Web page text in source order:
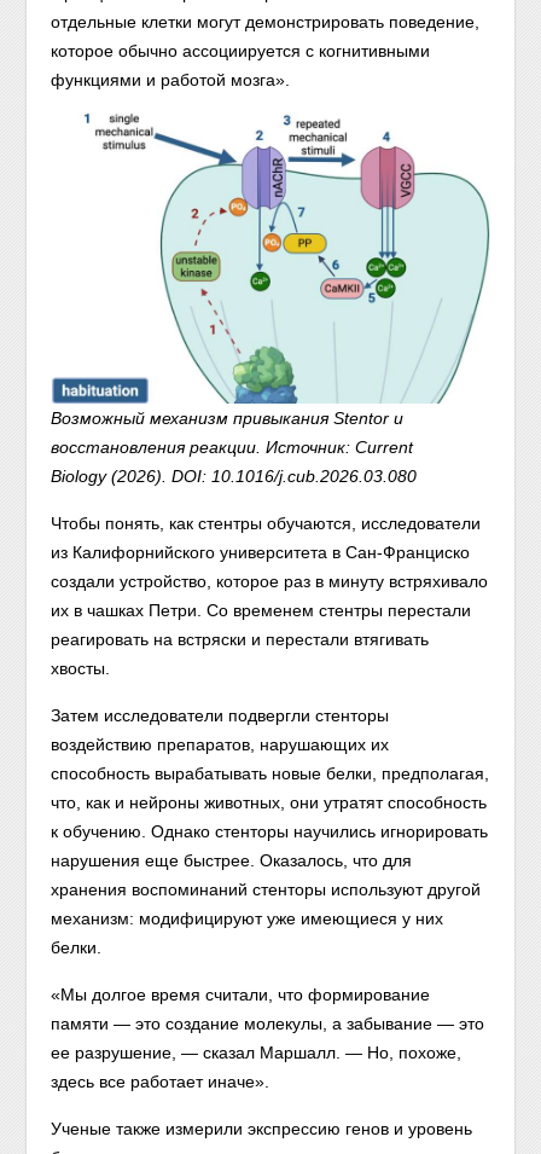
отдельные клетки могут демонстрировать поведение,
которое обычно ассоциируется с когнитивными
функциями и работой мозга».
Возможный механизм привыкания Stentor и
восстановления реакции. Источник: Current
Biology (2026). DOI: 10.1016/j.cub.2026.03.080
Чтобы понять, как стентры обучаются, исследователи
из Калифорнийского университета в Сан-Франциско
создали устройство, которое раз в минуту встряхивало
их в чашках Петри. Со временем стентры перестали
реагировать на встряски и перестали втягивать
хвосты.
Затем исследователи подвергли стенторы
воздействию препаратов, нарушающих их
способность вырабатывать новые белки, предполагая,
что, как и нейроны животных, они утратят способность
к обучению. Однако стенторы научились игнорировать
нарушения еще быстрее. Оказалось, что для
хранения воспоминаний стенторы используют другой
механизм: модифицируют уже имеющиеся у них
белки.
«Мы долгое время считали, что формирование
памяти — это создание молекулы, а забывание — это
ее разрушение, — сказал Маршалл. — Но, похоже,
здесь все работает иначе».
Ученые также измерили экспрессию генов и уровень